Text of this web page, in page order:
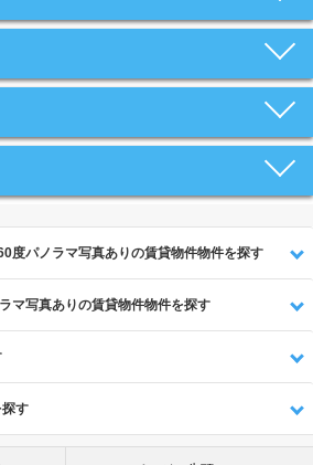
度パノラマ写真ありの賃貸物件物件を探す
マ写真ありの賃貸物件物件を探す
す